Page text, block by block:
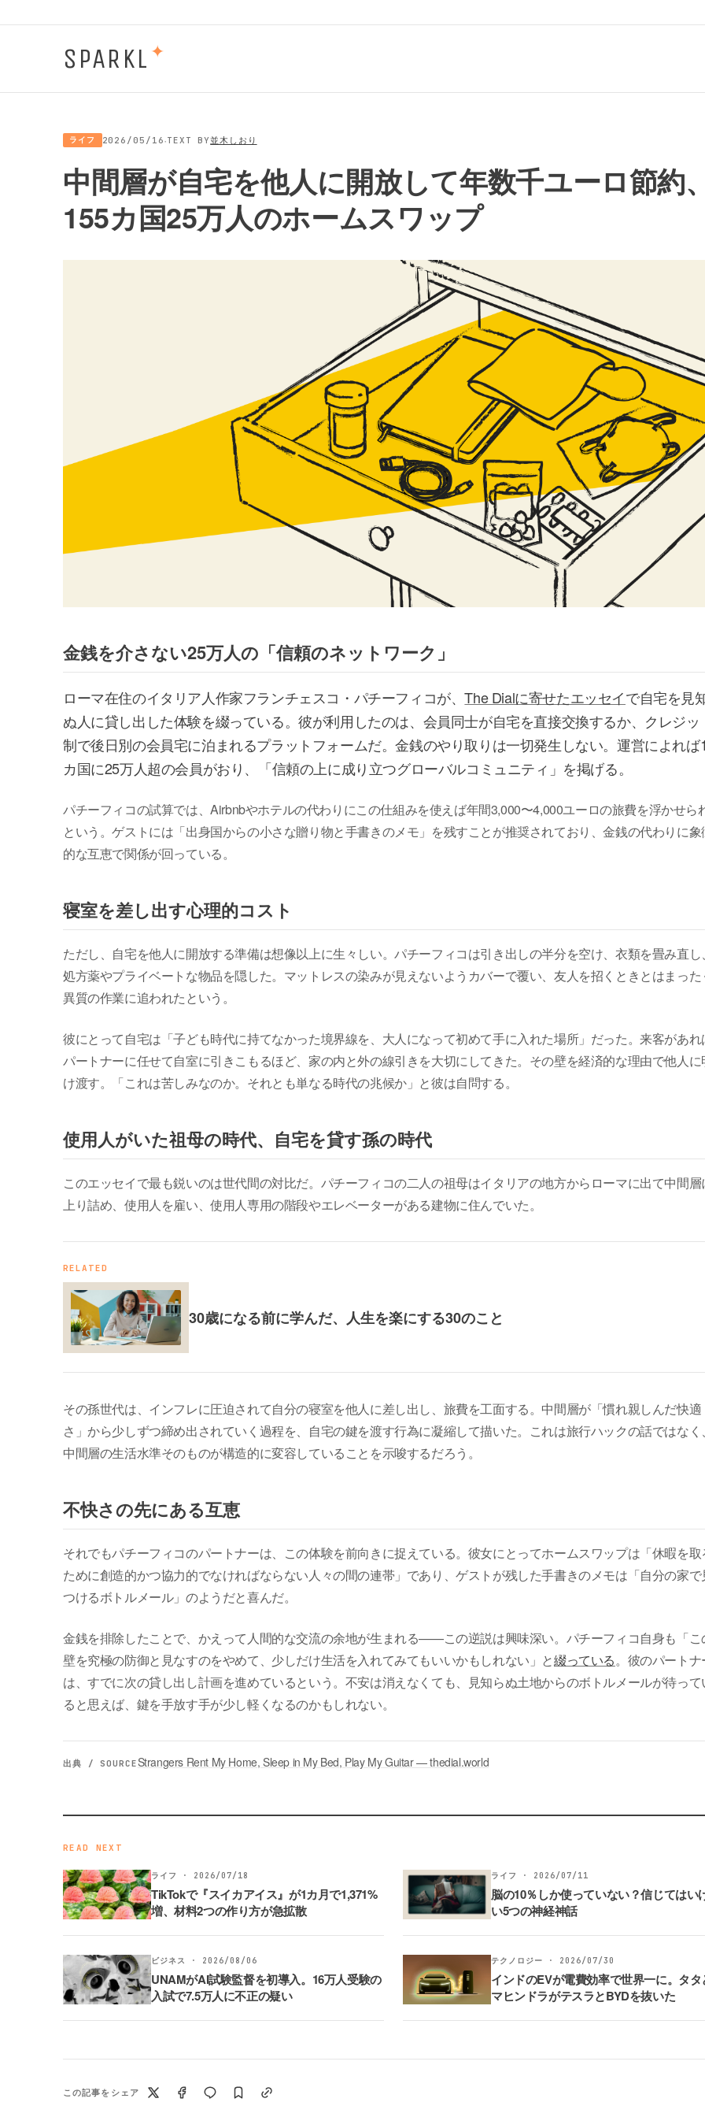
SPARKL ✦
ライフ 2026/05/16·TEXT BY並木しおり
中間層が自宅を他人に開放して年数千ユーロ節約
155カ国25万人のホームスワップ
金銭を介さない25万人の「信頼のネットワーク」
ローマ在住のイタリア人作家フランチェスコ・パチーフィコが、The Dialに寄せたエッセイで自宅を見
ぬ人に貸し出した体験を綴っている。彼が利用したのは、会員同士が自宅を直接交換するか、クレジッ
制で後日別の会員宅に泊まれるプラットフォームだ。金銭のやり取りは一切発生しない。運営によれば
カ国に25万人超の会員がおり、「信頼の上に成り立つグローバルコミュニティ」を掲げる。
パチーフィコの試算では、Airbnbやホテルの代わりにこの仕組みを使えば年間3,000〜4,000ユーロの旅費を浮かせら
という。ゲストには「出身国からの小さな贈り物と手書きのメモ」を残すことが推奨されており、金銭の代わりに象
的な互恵で関係が回っている。
寝室を差し出す心理的コスト
ただし、自宅を他人に開放する準備は想像以上に生々しい。パチーフィコは引き出しの半分を空け、衣類を畳み直し
処方薬やプライベートな物品を隠した。マットレスの染みが見えないようカバーで覆い、友人を招くときとはまった
異質の作業に追われたという。
彼にとって自宅は「子ども時代に持てなかった境界線を、大人になって初めて手に入れた場所」だった。来客があれ
パートナーに任せて自室に引きこもるほど、家の内と外の線引きを大切にしてきた。その壁を経済的な理由で他人に
け渡す。「これは苦しみなのか。それとも単なる時代の兆候か」と彼は自問する。
使用人がいた祖母の時代、自宅を貸す孫の時代
このエッセイで最も鋭いのは世代間の対比だ。パチーフィコの二人の祖母はイタリアの地方からローマに出て中間層
上り詰め、使用人を雇い、使用人専用の階段やエレベーターがある建物に住んでいた。
RELATED
30歳になる前に学んだ、人生を楽にする30のこと
その孫世代は、インフレに圧迫されて自分の寝室を他人に差し出し、旅費を工面する。中間層が「慣れ親しんだ快適
さ」から少しずつ締め出されていく過程を、自宅の鍵を渡す行為に凝縮して描いた。これは旅行ハックの話ではなく
中間層の生活水準そのものが構造的に変容していることを示唆するだろう。
不快さの先にある互恵
それでもパチーフィコのパートナーは、この体験を前向きに捉えている。彼女にとってホームスワップは「休暇を取
ために創造的かつ協力的でなければならない人々の間の連帯」であり、ゲストが残した手書きのメモは「自分の家で
つけるボトルメール」のようだと喜んだ。
金銭を排除したことで、かえって人間的な交流の余地が生まれる——この逆説は興味深い。パチーフィコ自身も「こ
壁を究極の防御と見なすのをやめて、少しだけ生活を入れてみてもいいかもしれない」と綴っている。彼のパートナ
は、すでに次の貸し出し計画を進めているという。不安は消えなくても、見知らぬ土地からのボトルメールが待って
ると思えば、鍵を手放す手が少し軽くなるのかもしれない。
出典 / SOURCEStrangers Rent My Home, Sleep in My Bed, Play My Guitar — thedial.world
READ NEXT
ライフ · 2026/07/18
TikTokで『スイカアイス』が1カ月で1,371%
増、材料2つの作り方が急拡散
ライフ · 2026/07/11
脳の10％しか使っていない？信じてはい
い5つの神経神話
ビジネス · 2026/08/06
UNAMがAI試験監督を初導入。16万人受験の
入試で7.5万人に不正の疑い
テクノロジー · 2026/07/30
インドのEVが電費効率で世界一に。タタ
マヒンドラがテスラとBYDを抜いた
この記事をシェア